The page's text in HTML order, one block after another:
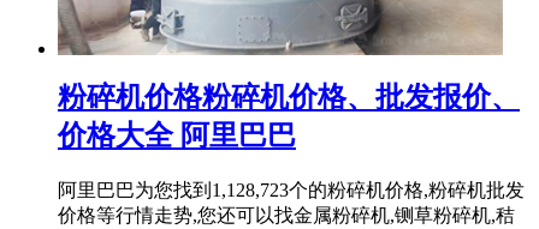
粉碎机价格粉碎机价格、批发报价、
价格大全 阿里巴巴
阿里巴巴为您找到1,128,723个的粉碎机价格,粉碎机批发
价格等行情走势,您还可以找金属粉碎机,铡草粉碎机,秸